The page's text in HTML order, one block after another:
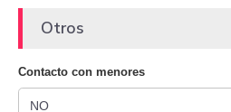
Otros
Contacto con menores